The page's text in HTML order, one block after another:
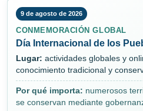
9 de agosto de 2026
CONMEMORACIÓN GLOBAL
Día Internacional de los
Lugar: actividades globales y
conocimiento tradicional y
Por qué importa: numerosos
se conservan mediante